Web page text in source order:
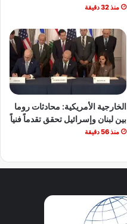
منذ 32 دقيقة
الخارجية الأمريكية: محادثات روما
بين لبنان وإسرائيل تحقق تقدماً فنياً
منذ 56 دقيقة